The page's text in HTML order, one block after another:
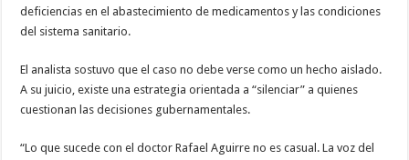
deficiencias en el abastecimiento de medicamentos y las condiciones
del sistema sanitario.
El analista sostuvo que el caso no debe verse como un hecho aislado.
A su juicio, existe una estrategia orientada a “silenciar” a quienes
cuestionan las decisiones gubernamentales.
“Lo que sucede con el doctor Rafael Aguirre no es casual. La voz del